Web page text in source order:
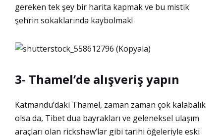
gereken tek şey bir harita kapmak ve bu mistik
şehrin sokaklarında kaybolmak!
3- Thamel’de alışveriş yapın
Katmandu’daki Thamel, zaman zaman çok kalabalık
olsa da, Tibet dua bayrakları ve geleneksel ulaşım
araçları olan rickshaw’lar gibi tarihi öğeleriyle eski